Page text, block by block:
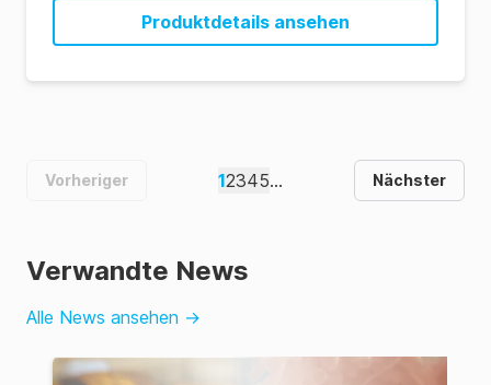
Produktdetails ansehen
Vorheriger 12345... Nächster
Verwandte News
Alle News ansehen →